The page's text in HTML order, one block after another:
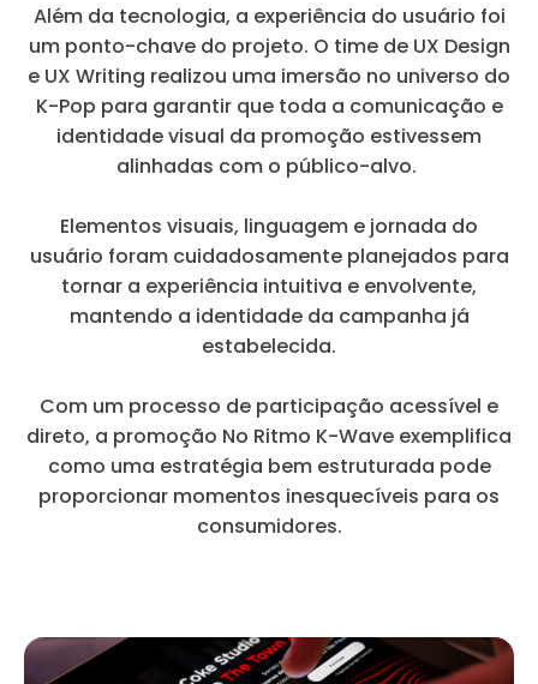
Além da tecnologia, a experiência do usuário foi
um ponto-chave do projeto. O time de UX Design
e UX Writing realizou uma imersão no universo do
K-Pop para garantir que toda a comunicação e
identidade visual da promoção estivessem
alinhadas com o público-alvo.
Elementos visuais, linguagem e jornada do
usuário foram cuidadosamente planejados para
tornar a experiência intuitiva e envolvente,
mantendo a identidade da campanha já
estabelecida.
Com um processo de participação acessível e
direto, a promoção No Ritmo K-Wave exemplifica
como uma estratégia bem estruturada pode
proporcionar momentos inesquecíveis para os
consumidores.